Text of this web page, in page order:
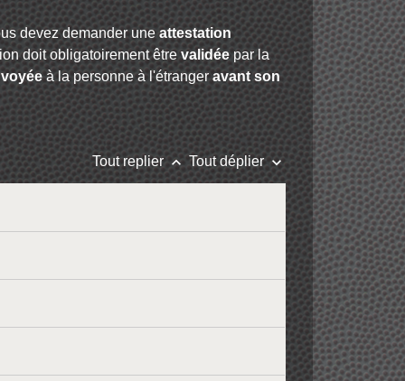
devez demander une attestation
doit obligatoirement êtrevalidéepar la
à la personne à l'étrangeravant son
Tout replierkeyboard_arrow_up Tout déplier keyboard_arrow_down